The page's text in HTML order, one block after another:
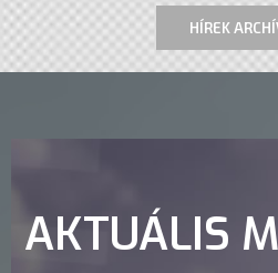
HÍREK
AKTUÁLIS